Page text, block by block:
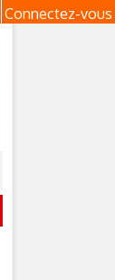
Connectez-vous